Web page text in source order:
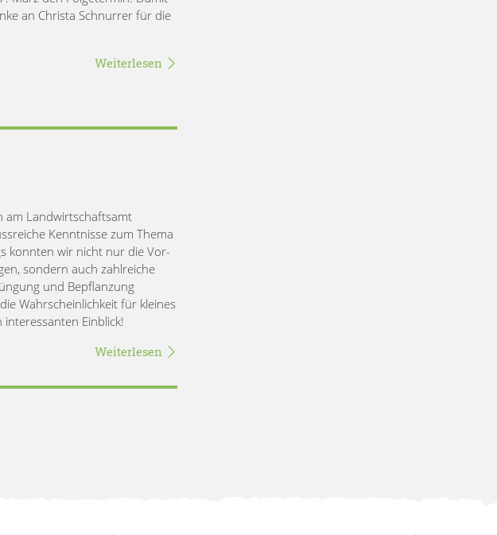
an Christa Schnurrer für die
Weiterlesen
am Landwirtschaftsamt
Kenntnisse zum Thema
konnten wir nicht nur die Vor-
sondern auch zahlreiche
und Bepflanzung
Wahrscheinlichkeit für kleines
Einblick!
Weiterlesen